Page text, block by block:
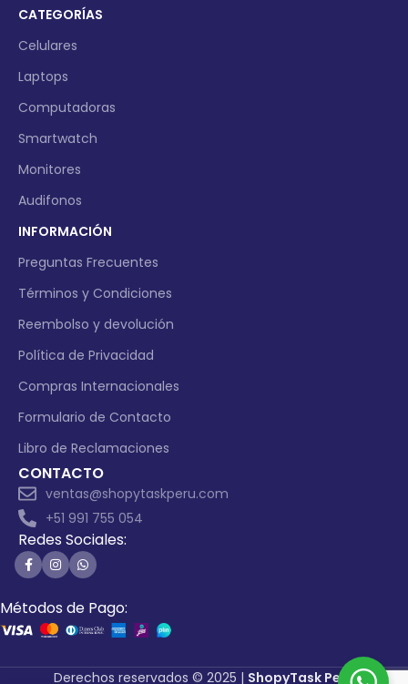
CATEGORÍAS
Celulares
Laptops
Computadoras
Smartwatch
Monitores
Audifonos
INFORMACIÓN
Preguntas Frecuentes
Términos y Condiciones
Reembolso y devolución
Política de Privacidad
Compras Internacionales
Formulario de Contacto
Libro de Reclamaciones
CONTACTO
ventas@shopytaskperu.com
+51 991 755 054
Redes Sociales:
Métodos de Pago:
Derechos reservados © 2025 | ShopyTask Perú